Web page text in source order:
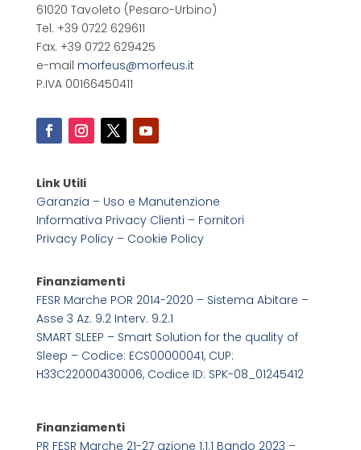
61020 Tavoleto (Pesaro-Urbino)
Tel. +39 0722 629611
Fax. +39 0722 629425
e-mail morfeus@morfeus.it
P.IVA 00166450411
Link Utili
Garanzia – Uso e Manutenzione
Informativa Privacy Clienti – Fornitori
Privacy Policy – Cookie Policy
Finanziamenti
FESR Marche POR 2014-2020 – Sistema Abitare –
Asse 3 Az. 9.2 Interv. 9.2.1
SMART SLEEP – Smart Solution for the quality of
Sleep – Codice: ECS00000041, CUP:
H33C22000430006, Codice ID: SPK-08_01245412
Finanziamenti
PR FESR Marche 21-27 azione 1.1.1 Bando 2023 –